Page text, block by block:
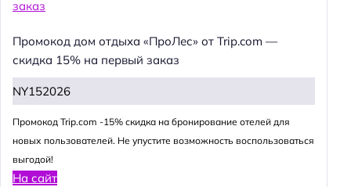
Промокод дом отдыха «ПроЛес» от Trip.com —
скидка 15% на первый заказ
NY152026
Промокод Trip.com -15% скидка на бронирование отелей для
новых пользователей. Не упустите возможность воспользоваться
выгодой!
На сайт